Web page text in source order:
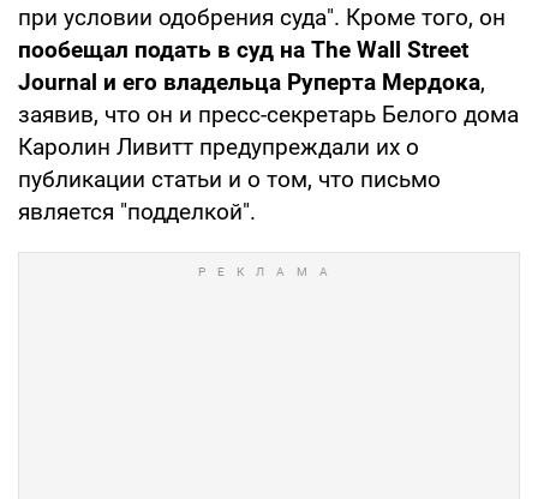
при условии одобрения суда". Кроме того, он
пообещал подать в суд на The Wall Street
Journal и его владельца Руперта Мердока,
заявив, что он и пресс-секретарь Белого дома
Каролин Ливитт предупреждали их о
публикации статьи и о том, что письмо
является "подделкой".